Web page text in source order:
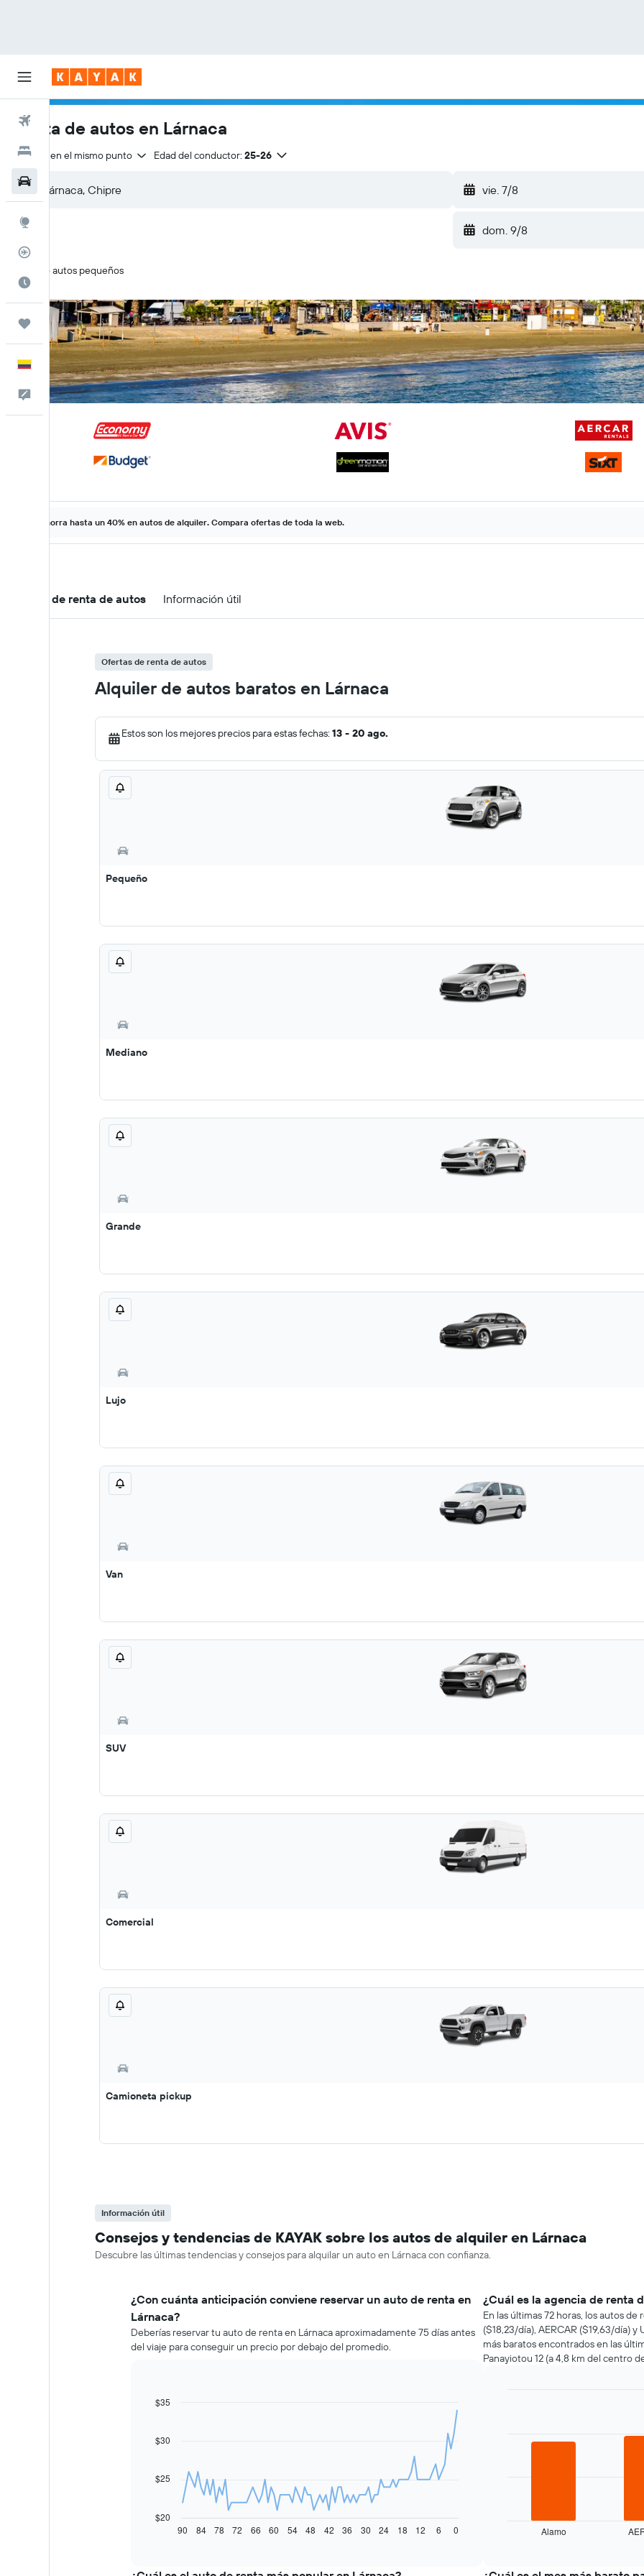
Vuelos
Hoteles
Trips
Español
Comentarios
Renta de autos en Lárnaca
Entrega en el mismo punto Edad del conductor: 25-26
vie. 7/8
dom. 9/8
Solo autos pequeños
Ahorra hasta un 40% en autos de alquiler. Compara ofertas de toda la web.
Ofertas de renta de autos Información útil
Ofertas de renta de autos
Alquiler de autos baratos en Lárnaca
Estos son los mejores precios para estas fechas: 13 - 20 ago.
Pequeño
Mediano
Grande
Lujo
Van
SUV
Comercial
Camioneta pickup
Información útil
Consejos y tendencias de KAYAK sobre los autos de alquiler en Lárnaca
Descubre las últimas tendencias y consejos para alquilar un auto en Lárnaca con confianza.
¿Con cuánta anticipación conviene reservar un auto de renta en
Lárnaca?
Deberías reservar tu auto de renta en Lárnaca aproximadamente 75 días antes
del viaje para conseguir un precio por debajo del promedio.
Line
91
data
El
siguiente
gráfico
muestra
el
Chart
$20
$25
$30
$35
90 60 30 0
84 78 72 66 54 48 42 36 24 18 12 6
¿Cuál es la agencia de renta
En las últimas 72 horas, los autos
($18,23/día), AERCAR ($19,63/día)
más baratos encontrados en las
Panayiotou 12 (a 4,8 km del centro
muestra
Alamo